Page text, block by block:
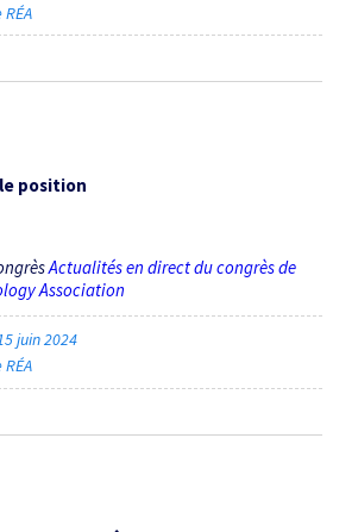
position
Actualités en direct du congrès de
Association
juin 2024